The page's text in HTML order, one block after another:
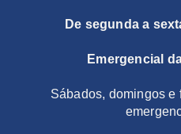
De segunda a
Emergencial
Sábados, domingos